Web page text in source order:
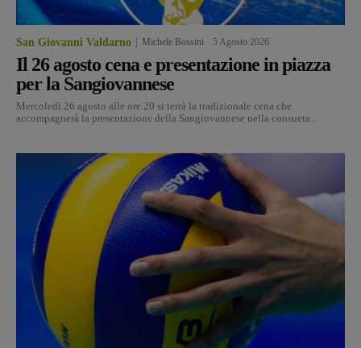
San Giovanni Valdarno Michele Bossini 5 Agosto 2026
Il 26 agosto cena e presentazione in piazza
per la Sangiovannese
Mercoledì 26 agosto alle ore 20 si terrà la tradizionale cena che
accompagnerà la presentazione della Sangiovannese nella consueta...